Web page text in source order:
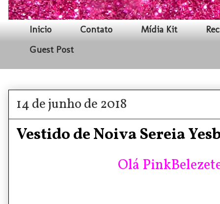
Inicio Contato Mídia Kit
Guest Post
14 de junho de 2018
Vestido de Noiva Sereia
Olá